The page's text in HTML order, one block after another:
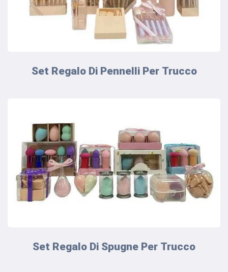
Set Regalo Di Pennelli Per Trucco
Set Regalo Di Spugne Per Trucco